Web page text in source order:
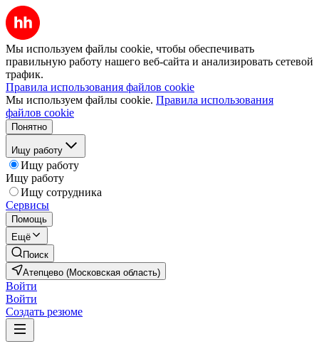
Мы используем файлы cookie, чтобы обеспечивать
правильную работу нашего веб-сайта и анализировать сетевой
трафик.
Правила использования файлов cookie
Мы используем файлы cookie. Правила использования
файлов cookie
Понятно
Ищу работу
Ищу работу
Ищу работу
Ищу сотрудника
Сервисы
Помощь
Ещё
Поиск
Атепцево (Московская область)
Войти
Войти
Создать резюме